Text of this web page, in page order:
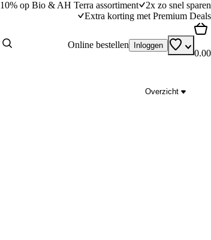
10% op Bio & AH Terra assortiment
2x zo snel sparen
Extra korting met Premium Deals
Online bestellen Inloggen
0.00
Overzicht